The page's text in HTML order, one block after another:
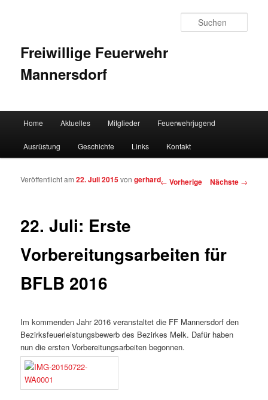
Freiwillige Feuerwehr
Mannersdorf
Zum Inhalt wechseln
Zum sekundären Inhalt wechseln
Home Aktuelles Mitglieder Feuerwehrjugend
Ausrüstung Geschichte Links Kontakt
Artikelnavigation
← Vorherige Nächste →
22. Juli: Erste
Vorbereitungsarbeiten für
BFLB 2016
Veröffentlicht am22. Juli 2015vongerhard
Im kommenden Jahr 2016 veranstaltet die FF Mannersdorf den
Bezirksfeuerleistungsbewerb des Bezirkes Melk. Dafür haben
nun die ersten Vorbereitungsarbeiten begonnen.